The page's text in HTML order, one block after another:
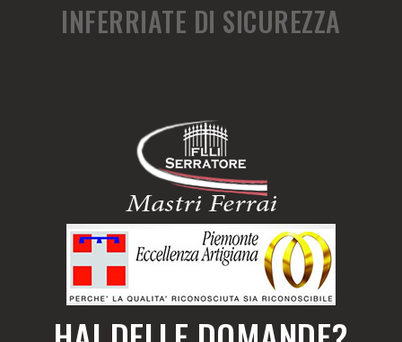
INFERRIATE DI SICUREZZA